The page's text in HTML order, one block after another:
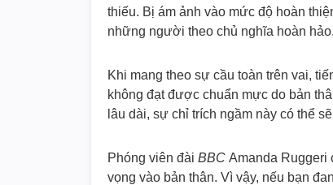
thiếu. Bị ám ảnh vào mức độ hoàn
những người theo chủ nghĩa hoàn hảo.
Khi mang theo sự cầu toàn trên vai,
không đạt được chuẩn mực do bản
lâu dài, sự chỉ trích ngầm này có thể
Phóng viên đài BBC Amanda Ruggeri
vọng vào bản thân. Vì vậy, nếu bạn